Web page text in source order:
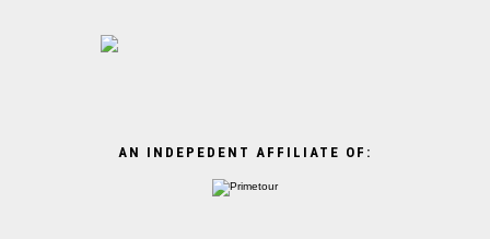
AN INDEPEDENT AFFILIATE OF: